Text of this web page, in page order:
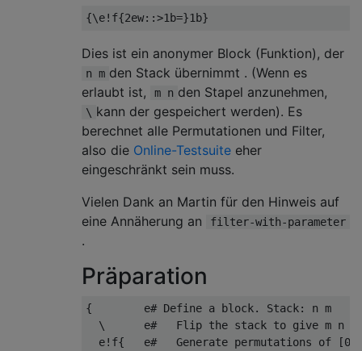
Dies ist ein anonymer Block (Funktion), der
n m den Stack übernimmt . (Wenn es
erlaubt ist,
m n den Stapel anzunehmen,
\ kann der gespeichert werden). Es
berechnet alle Permutationen und Filter,
also die Online-Testsuite eher
eingeschränkt sein muss.
Vielen Dank an Martin für den Hinweis auf
eine Annäherung an
filter-with-parameter
.
Präparation
{        e# Define a block. Stack: n m
  \      e#   Flip the stack to give m n
e!f{   e#   Generate permutations of [0